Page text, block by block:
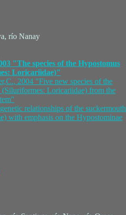
río Nanay
"The species of the Hypostomus
Loricariidae)"
2004 "Five new species of the
Loricariidae) from the
relationships of the suckermouth
with emphasis on the Hypostominae